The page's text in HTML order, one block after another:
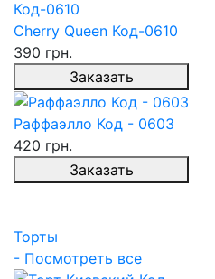
Cherry Queen Код-0610
390 грн.
Заказать
Раффаэлло Код - 0603
420 грн.
Заказать
Торты
- Посмотреть все